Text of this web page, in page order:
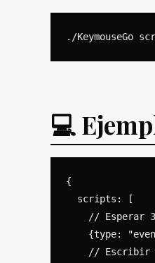
💻
{
  scripts: [
// Esperar
{type:
// Escribir